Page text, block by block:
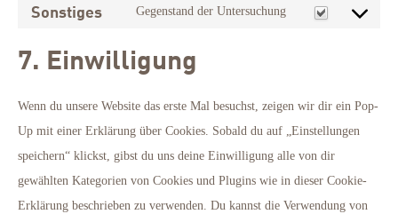
wordfence
Sonstiges Gegenstand der Untersuchung
Consent
sonstiges
7. Einwilligung
Wenn du unsere Website das erste Mal besuchst, zeigen wir dir ein Pop-
Up mit einer Erklärung über Cookies. Sobald du auf „Einstellungen
speichern“ klickst, gibst du uns deine Einwilligung alle von dir
gewählten Kategorien von Cookies und Plugins wie in dieser Cookie-
Erklärung beschrieben zu verwenden. Du kannst die Verwendung von